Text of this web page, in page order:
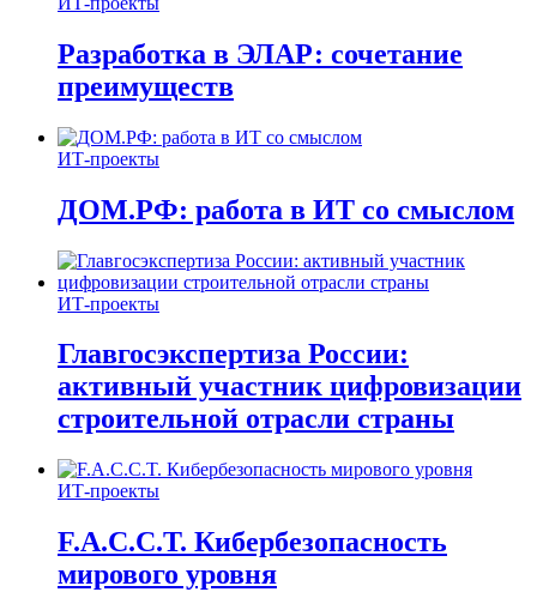
Разработка в ЭЛАР: сочетание
преимуществ
ИТ-проекты
ДОМ.РФ: работа в ИТ со смыслом
ИТ-проекты
Главгосэкспертиза России:
активный участник цифровизации
строительной отрасли страны
ИТ-проекты
F.A.C.C.T. Кибербезопасность
мирового уровня